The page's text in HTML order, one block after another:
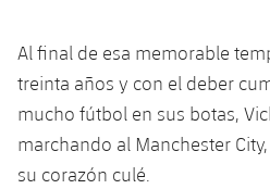
Jugadores
Fotos
Clasificaciones
Junior
Juvenil
Infantil
Información general
plusicon
más
Noticias
Atletismo
plusicon
más
Actualidad
Baloncesto en silla de
plusicon
más
Al final de esa memorable
treinta años y con el deber
mucho fútbol en sus botas,
marchando al Manchester
su corazón culé.